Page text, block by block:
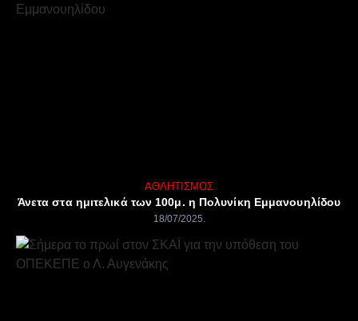
ΑΘΛΗΤΙΣΜΌΣ
Άνετα στα ημιτελικά των 100μ. η Πολυνίκη Εμμανουηλίδου
18/07/2025